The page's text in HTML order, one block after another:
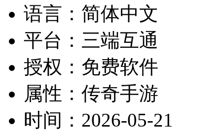
语言： 简体中文
平台： 三端互通
授权： 免费软件
属性： 传奇手游
时间： 2026-05-21